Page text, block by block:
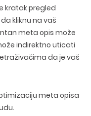
kratak pregled
dakliknu na vaš
meta opis može
indirektno uticati
da je vaš
meta opisa
.